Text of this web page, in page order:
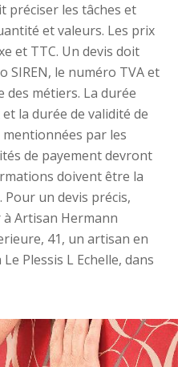
préciser les tâches et
et valeurs. Les prix
et TTC. Un devis doit
SIREN, le numéro TVA et
métiers. La durée
la durée de validité de
par les
de payement devront
doivent être la
Pour un devis précis,
Artisan Hermann
41, un artisan en
Plessis L Echelle, dans